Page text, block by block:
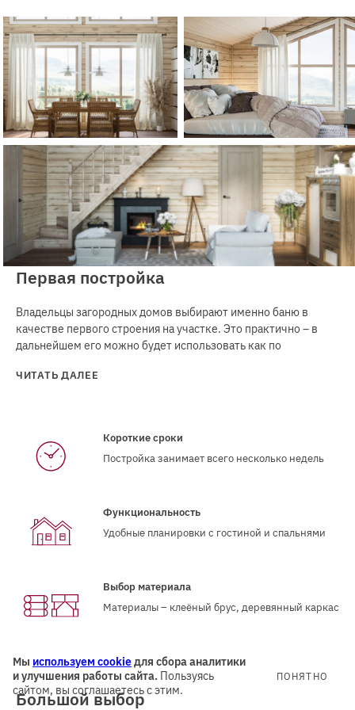
Мы используем cookieдля сбора аналитики
и улучшения работы сайта. Пользуясь
сайтом, вы соглашаетесь с этим.
ПОНЯТНО
Первая постройка
Владельцы загородных домов выбирают именно баню в
качестве первого строения на участке. Это практично – в
дальнейшем его можно будет использовать как по
ЧИТАТЬ ДАЛЕЕ
Короткие сроки
Постройка занимает всего несколько недель
Функциональность
Удобные планировки с гостиной и спальнями
Выбор материала
Материалы – клеёный брус, деревянный каркас
Большой выбор